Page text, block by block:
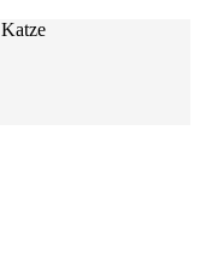
Katze